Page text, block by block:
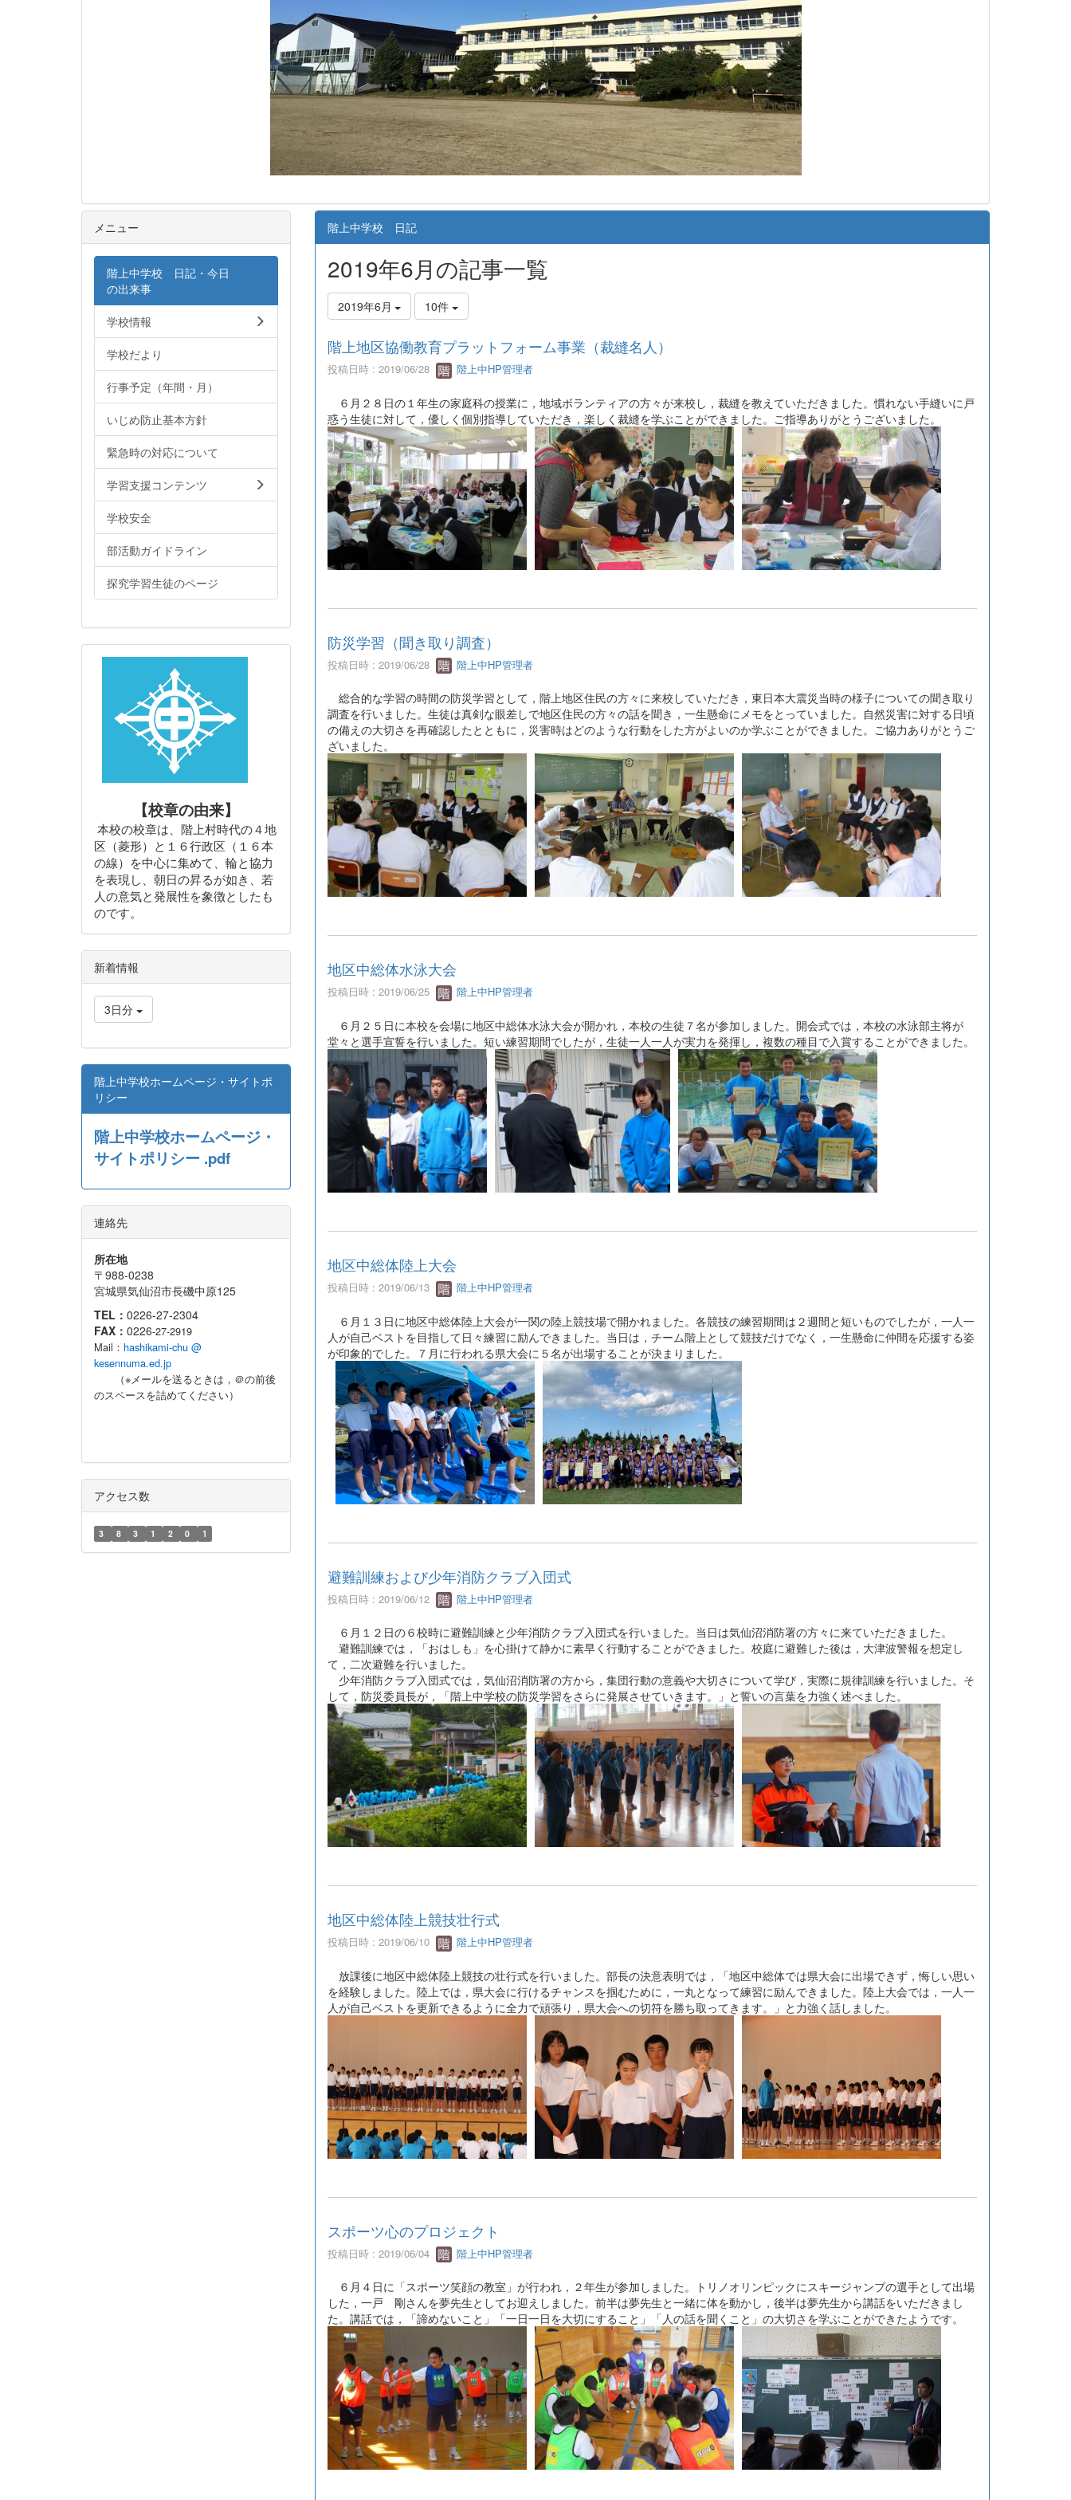
階上中学校 日記
2019年6月の記事一覧
2019年6月 10件
階上地区協働教育プラットフォーム事業（裁縫名人）
投稿日時 : 2019/06/28 階上中HP管理者
６月２８日の１年生の家庭科の授業に，地域ボランティアの方々が来校し，裁縫を教えていただきました。慣れない手縫いに戸
惑う生徒に対して，優しく個別指導していただき，楽しく裁縫を学ぶことができました。ご指導ありがとうございました。
防災学習（聞き取り調査）
投稿日時 : 2019/06/28 階上中HP管理者
総合的な学習の時間の防災学習として，階上地区住民の方々に来校していただき，東日本大震災当時の様子についての聞き取り
調査を行いました。生徒は真剣な眼差しで地区住民の方々の話を聞き，一生懸命にメモをとっていました。自然災害に対する日頃
の備えの大切さを再確認したとともに，災害時はどのような行動をした方がよいのか学ぶことができました。ご協力ありがとうご
ざいました。
地区中総体水泳大会
投稿日時 : 2019/06/25 階上中HP管理者
６月２５日に本校を会場に地区中総体水泳大会が開かれ，本校の生徒７名が参加しました。開会式では，本校の水泳部主将が
堂々と選手宣誓を行いました。短い練習期間でしたが，生徒一人一人が実力を発揮し，複数の種目で入賞することができました。
地区中総体陸上大会
投稿日時 : 2019/06/13 階上中HP管理者
６月１３日に地区中総体陸上大会が一関の陸上競技場で開かれました。各競技の練習期間は２週間と短いものでしたが，一人一
人が自己ベストを目指して日々練習に励んできました。当日は，チーム階上として競技だけでなく，一生懸命に仲間を応援する姿
が印象的でした。７月に行われる県大会に５名が出場することが決まりました。
避難訓練および少年消防クラブ入団式
投稿日時 : 2019/06/12 階上中HP管理者
６月１２日の６校時に避難訓練と少年消防クラブ入団式を行いました。当日は気仙沼消防署の方々に来ていただきました。
避難訓練では，「おはしも」を心掛けて静かに素早く行動することができました。校庭に避難した後は，大津波警報を想定し
て，二次避難を行いました。
少年消防クラブ入団式では，気仙沼消防署の方から，集団行動の意義や大切さについて学び，実際に規律訓練を行いました。そ
して，防災委員長が，「階上中学校の防災学習をさらに発展させていきます。」と誓いの言葉を力強く述べました。
地区中総体陸上競技壮行式
投稿日時 : 2019/06/10 階上中HP管理者
放課後に地区中総体陸上競技の壮行式を行いました。部長の決意表明では，「地区中総体では県大会に出場できず，悔しい思い
を経験しました。陸上では，県大会に行けるチャンスを掴むために，一丸となって練習に励んできました。陸上大会では，一人一
人が自己ベストを更新できるように全力で頑張り，県大会への切符を勝ち取ってきます。」と力強く話しました。
スポーツ心のプロジェクト
投稿日時 : 2019/06/04 階上中HP管理者
６月４日に「スポーツ笑顔の教室」が行われ，２年生が参加しました。トリノオリンピックにスキージャンプの選手として出場
した，一戸 剛さんを夢先生としてお迎えしました。前半は夢先生と一緒に体を動かし，後半は夢先生から講話をいただきまし
た。講話では，「諦めないこと」「一日一日を大切にすること」「人の話を聞くこと」の大切さを学ぶことができたようです。
メニュー
階上中学校 日記・今日
の出来事
学校情報
学校だより
行事予定（年間・月）
いじめ防止基本方針
緊急時の対応について
学習支援コンテンツ
学校安全
部活動ガイドライン
探究学習生徒のページ
【校章の由来】
本校の校章は、階上村時代の４地
区（菱形）と１６行政区（１６本
の線）を中心に集めて、輪と協力
を表現し、朝日の昇るが如き、若
人の意気と発展性を象徴としたも
のです。
新着情報
3日分
階上中学校ホームページ・サイトポ
リシー
階上中学校ホームページ・
サイトポリシー .pdf
連絡先
所在地
〒988-0238
宮城県気仙沼市長磯中原125
TEL： 0226-27-2304
FAX： 0226-27-2919
Mail： hashikami-chu @
kesennuma.ed.jp
（※メールを送るときは，＠の前後
のスペースを詰めてください）
アクセス数
3 8 3 1 2 0 1